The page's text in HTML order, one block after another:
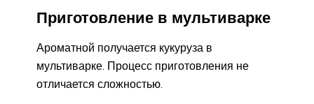
Приготовление в мультиварке
Ароматной получается кукуруза в
мультиварке. Процесс приготовления не
отличается сложностью.